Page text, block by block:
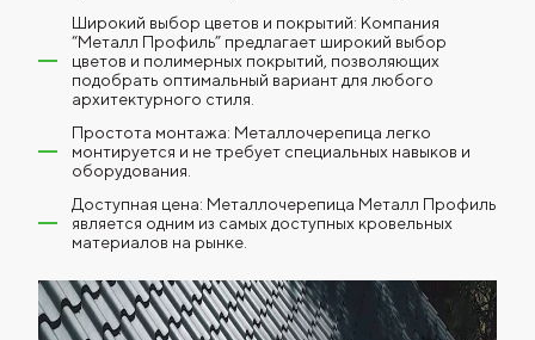
Широкий выбор цветов и покрытий: Компания
“Металл Профиль” предлагает широкий выбор
цветов и полимерных покрытий, позволяющих
подобрать оптимальный вариант для любого
архитектурного стиля.
Простота монтажа: Металлочерепица легко
монтируется и не требует специальных навыков и
оборудования.
Доступная цена: Металлочерепица Металл Профиль
является одним из самых доступных кровельных
материалов на рынке.